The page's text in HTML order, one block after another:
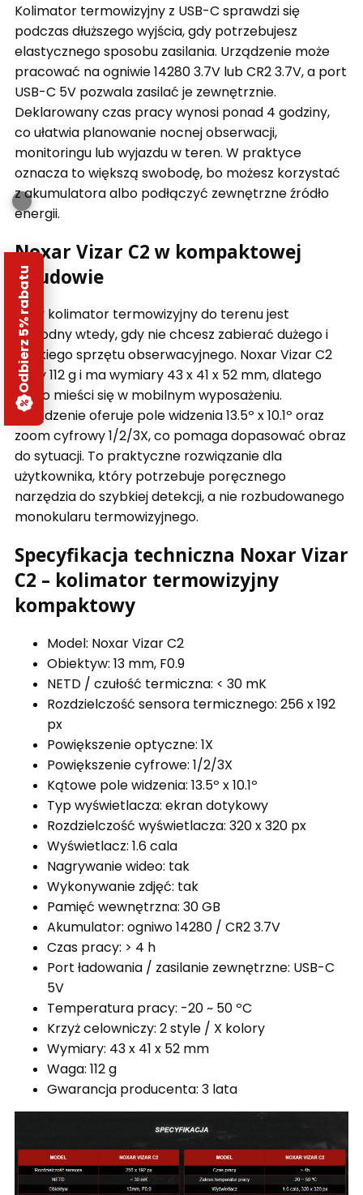
Kolimator termowizyjny z USB-C sprawdzi się
podczas dłuższego wyjścia, gdy potrzebujesz
elastycznego sposobu zasilania. Urządzenie może
pracować na ogniwie 14280 3.7V lub CR2 3.7V, a port
USB-C 5V pozwala zasilać je zewnętrznie.
Deklarowany czas pracy wynosi ponad 4 godziny,
co ułatwia planowanie nocnej obserwacji,
monitoringu lub wyjazdu w teren. W praktyce
oznacza to większą swobodę, bo możesz korzystać
z akumulatora albo podłączyć zewnętrzne źródło
energii.
Noxar Vizar C2 w kompaktowej
obudowie
Mały kolimator termowizyjny do terenu jest
wygodny wtedy, gdy nie chcesz zabierać dużego i
ciężkiego sprzętu obserwacyjnego. Noxar Vizar C2
waży 112 g i ma wymiary 43 x 41 x 52 mm, dlatego
łatwo mieści się w mobilnym wyposażeniu.
Urządzenie oferuje pole widzenia 13.5º x 10.1º oraz
zoom cyfrowy 1/2/3X, co pomaga dopasować obraz
do sytuacji. To praktyczne rozwiązanie dla
użytkownika, który potrzebuje poręcznego
narzędzia do szybkiej detekcji, a nie rozbudowanego
monokularu termowizyjnego.
Specyfikacja techniczna Noxar Vizar
C2 – kolimator termowizyjny
kompaktowy
Model: Noxar Vizar C2
Obiektyw: 13 mm, F0.9
NETD / czułość termiczna: < 30 mK
Rozdzielczość sensora termicznego: 256 x 192
px
Powiększenie optyczne: 1X
Powiększenie cyfrowe: 1/2/3X
Kątowe pole widzenia: 13.5º x 10.1º
Typ wyświetlacza: ekran dotykowy
Rozdzielczość wyświetlacza: 320 x 320 px
Wyświetlacz: 1.6 cala
Nagrywanie wideo: tak
Wykonywanie zdjęć: tak
Pamięć wewnętrzna: 30 GB
Akumulator: ogniwo 14280 / CR2 3.7V
Czas pracy: > 4 h
Port ładowania / zasilanie zewnętrzne: USB-C
5V
Temperatura pracy: -20 ~ 50 ºC
Krzyż celowniczy: 2 style / X kolory
Wymiary: 43 x 41 x 52 mm
Waga: 112 g
Gwarancja producenta: 3 lata
Odbierz 5% rabatu